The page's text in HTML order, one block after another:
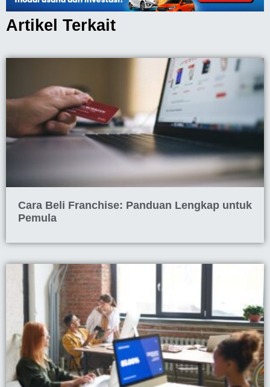
Artikel Terkait
Cara Beli Franchise: Panduan Lengkap untuk
Pemula